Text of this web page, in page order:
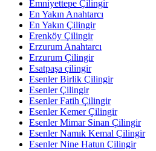
Emniyettepe Çilingir
En Yakın Anahtarcı
En Yakın Çilingir
Erenköy Çilingir
Erzurum Anahtarcı
Erzurum Çilingir
Esatpaşa çilingir
Esenler Birlik Çilingir
Esenler Çilingir
Esenler Fatih Çilingir
Esenler Kemer Çilingir
Esenler Mimar Sinan Çilingir
Esenler Namık Kemal Çilingir
Esenler Nine Hatun Çilingir